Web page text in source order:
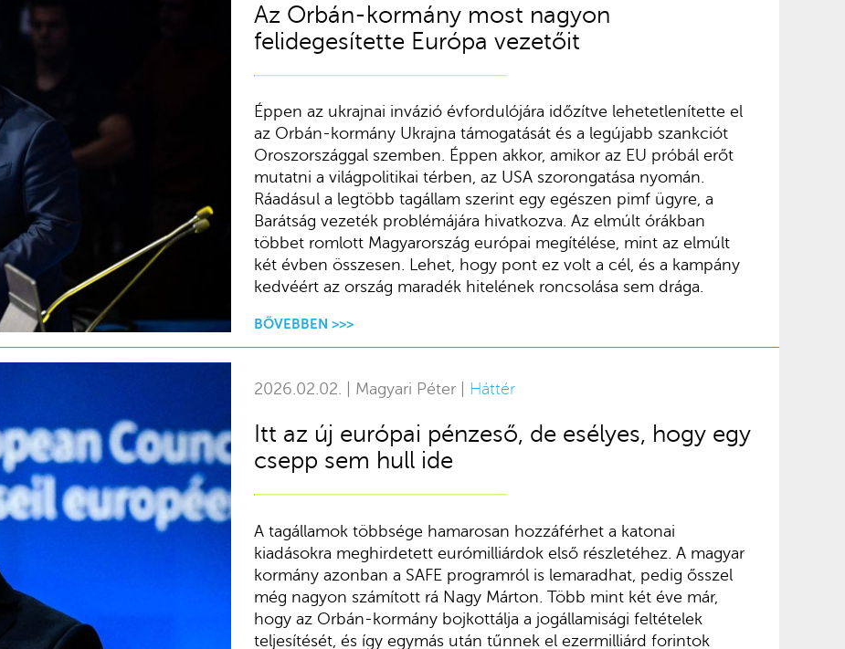
Az Orbán-kormány most nagyon
felidegesítette Európa vezetőit
Éppen az ukrajnai invázió évfordulójára időzítve lehetetlenítette el
az Orbán-kormány Ukrajna támogatását és a legújabb szankciót
Oroszországgal szemben. Éppen akkor, amikor az EU próbál erőt
mutatni a világpolitikai térben, az USA szorongatása nyomán.
Ráadásul a legtöbb tagállam szerint egy egészen pimf ügyre, a
Barátság vezeték problémájára hivatkozva. Az elmúlt órákban
többet romlott Magyarország európai megítélése, mint az elmúlt
két évben összesen. Lehet, hogy pont ez volt a cél, és a kampány
kedvéért az ország maradék hitelének roncsolása sem drága.
BŐVEBBEN >>>
2026.02.02. | Magyari Péter | Háttér
Itt az új európai pénzeső, de esélyes, hogy egy
csepp sem hull ide
A tagállamok többsége hamarosan hozzáférhet a katonai
kiadásokra meghirdetett eurómilliárdok első részletéhez. A magyar
kormány azonban a SAFE programról is lemaradhat, pedig ősszel
még nagyon számított rá Nagy Márton. Több mint két éve már,
hogy az Orbán-kormány bojkottálja a jogállamisági feltételek
teljesítését, és így egymás után tűnnek el ezermilliárd forintok